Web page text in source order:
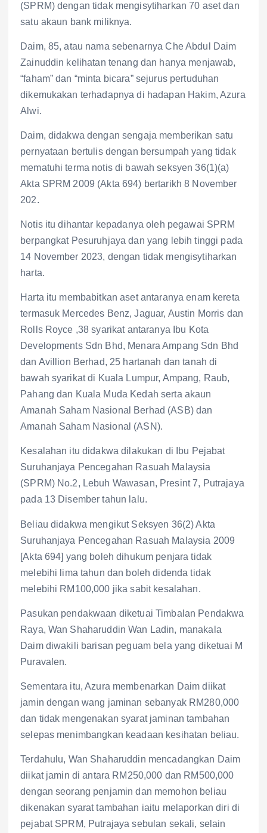
(SPRM) dengan tidak mengisytiharkan 70 aset dan
satu akaun bank miliknya.
Daim, 85, atau nama sebenarnya Che Abdul Daim
Zainuddin kelihatan tenang dan hanya menjawab,
“faham” dan “minta bicara” sejurus pertuduhan
dikemukakan terhadapnya di hadapan Hakim, Azura
Alwi.
Daim, didakwa dengan sengaja memberikan satu
pernyataan bertulis dengan bersumpah yang tidak
mematuhi terma notis di bawah seksyen 36(1)(a)
Akta SPRM 2009 (Akta 694) bertarikh 8 November
202.
Notis itu dihantar kepadanya oleh pegawai SPRM
berpangkat Pesuruhjaya dan yang lebih tinggi pada
14 November 2023, dengan tidak mengisytiharkan
harta.
Harta itu membabitkan aset antaranya enam kereta
termasuk Mercedes Benz, Jaguar, Austin Morris dan
Rolls Royce ,38 syarikat antaranya Ibu Kota
Developments Sdn Bhd, Menara Ampang Sdn Bhd
dan Avillion Berhad, 25 hartanah dan tanah di
bawah syarikat di Kuala Lumpur, Ampang, Raub,
Pahang dan Kuala Muda Kedah serta akaun
Amanah Saham Nasional Berhad (ASB) dan
Amanah Saham Nasional (ASN).
Kesalahan itu didakwa dilakukan di Ibu Pejabat
Suruhanjaya Pencegahan Rasuah Malaysia
(SPRM) No.2, Lebuh Wawasan, Presint 7, Putrajaya
pada 13 Disember tahun lalu.
Beliau didakwa mengikut Seksyen 36(2) Akta
Suruhanjaya Pencegahan Rasuah Malaysia 2009
[Akta 694] yang boleh dihukum penjara tidak
melebihi lima tahun dan boleh didenda tidak
melebihi RM100,000 jika sabit kesalahan.
Pasukan pendakwaan diketuai Timbalan Pendakwa
Raya, Wan Shaharuddin Wan Ladin, manakala
Daim diwakili barisan peguam bela yang diketuai M
Puravalen.
Sementara itu, Azura membenarkan Daim diikat
jamin dengan wang jaminan sebanyak RM280,000
dan tidak mengenakan syarat jaminan tambahan
selepas menimbangkan keadaan kesihatan beliau.
Terdahulu, Wan Shaharuddin mencadangkan Daim
diikat jamin di antara RM250,000 dan RM500,000
dengan seorang penjamin dan memohon beliau
dikenakan syarat tambahan iaitu melaporkan diri di
pejabat SPRM, Putrajaya sebulan sekali, selain